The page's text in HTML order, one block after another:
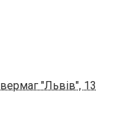
"Львів", 13